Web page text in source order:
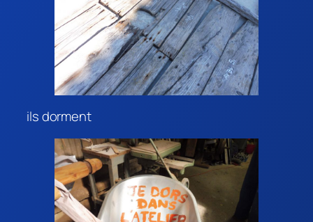
ils dorment